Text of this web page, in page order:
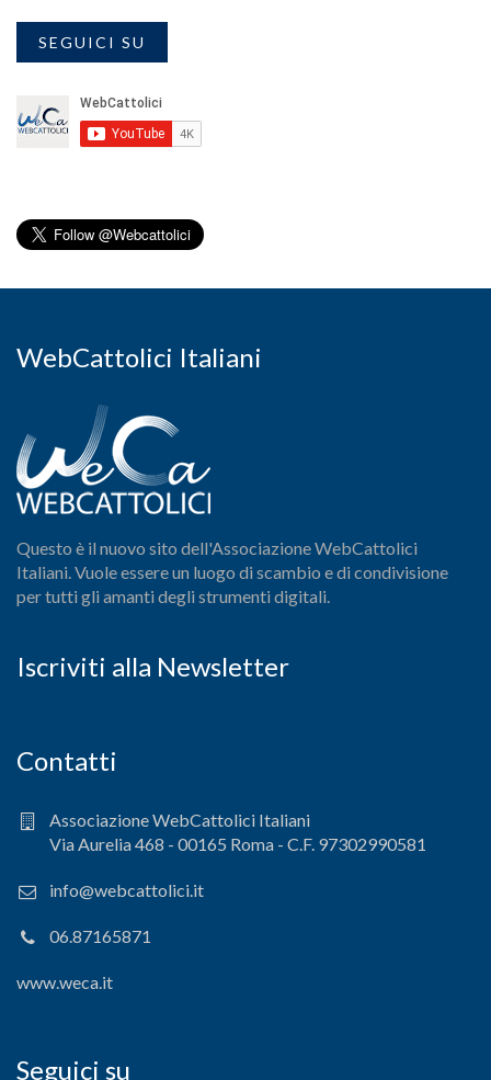
SEGUICI SU
WebCattolici Italiani
Questo è il nuovo sito dell'Associazione WebCattolici
Italiani. Vuole essere un luogo di scambio e di condivisione
per tutti gli amanti degli strumenti digitali.
Iscriviti alla Newsletter
Contatti
Associazione WebCattolici Italiani
Via Aurelia 468 - 00165 Roma - C.F. 97302990581
info@webcattolici.it
06.87165871
www.weca.it
Seguici su